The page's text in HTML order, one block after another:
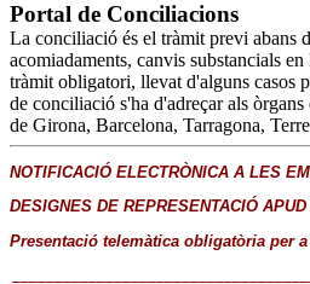
Portal de Conciliacions
La conciliació és el tràmit previ abans
acomiadaments, canvis substancials
tràmit obligatori, llevat d'alguns casos
de conciliació s'ha d'adreçar als
de Girona, Barcelona, Tarragona,
NOTIFICACIÓ ELECTRÒNICA A LES
DESIGNES DE REPRESENTACIÓ
Presentació telemàtica obligatòria per